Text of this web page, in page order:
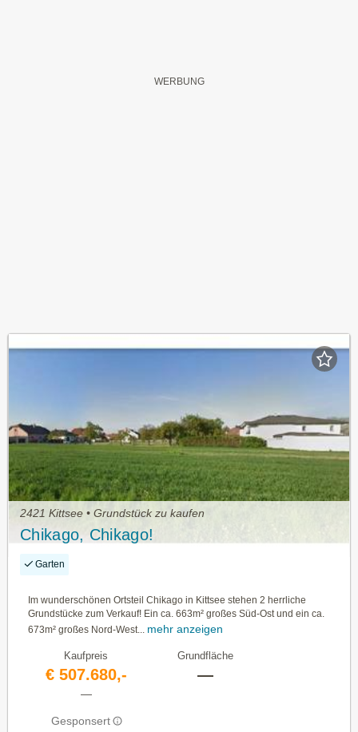
2421 Kittsee • Grundstück zu kaufen
Chikago, Chikago!
Garten
Im wunderschönen Ortsteil Chikago in Kittsee stehen 2 herrliche
Grundstücke zum Verkauf! Ein ca. 663m² großes Süd-Ost und ein ca.
673m² großes Nord-West... mehr anzeigen
Kaufpreis
€ 507.680,-
—
Gesponsert
Grundfläche
—